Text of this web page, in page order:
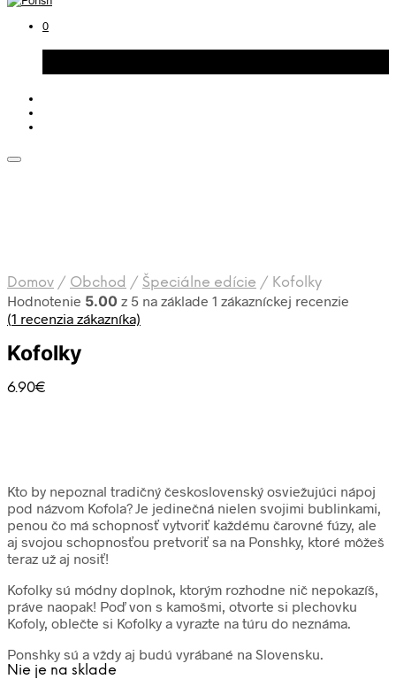
0
Domov / Obchod / Špeciálne edície / Kofolky
Hodnotenie 5.00 z 5 na základe 1 zákazníckej recenzie
(1 recenzia zákazníka)
Kofolky
6.90€
Kto by nepoznal tradičný československý osviežujúci nápoj
pod názvom Kofola? Je jedinečná nielen svojimi bublinkami,
penou čo má schopnosť vytvoriť každému čarovné fúzy, ale
aj svojou schopnosťou pretvoriť sa na Ponshky, ktoré môžeš
teraz už aj nosiť!
Kofolky sú módny doplnok, ktorým rozhodne nič nepokazíš,
práve naopak! Poď von s kamošmi, otvorte si plechovku
Kofoly, oblečte si Kofolky a vyrazte na túru do neznáma.
Ponshky sú a vždy aj budú vyrábané na Slovensku.
Nie je na sklade